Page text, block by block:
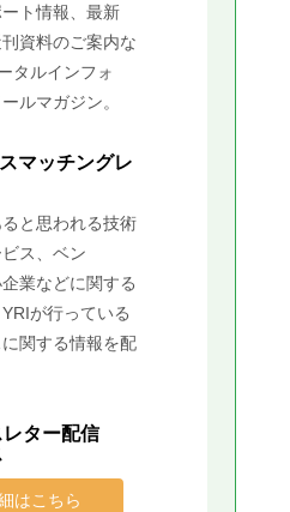
ト情報、最新
資料のご案内な
タルインフォ
ルマガジン。
マッチングレ
と思われる技術
ス、ベン
業などに関する
が行っている
関する情報を配
ター配信
はこちら